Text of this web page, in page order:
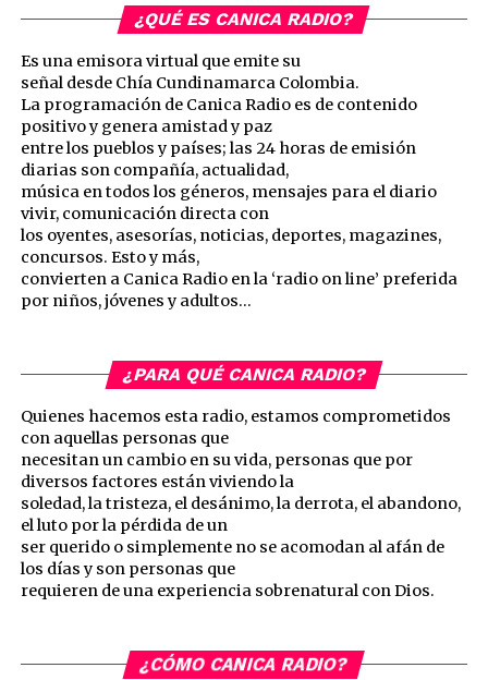
¿QUÉ ES CANICA RADIO?
Es una emisora virtual que emite su
señal desde Chía Cundinamarca Colombia.
La programación de Canica Radio es de contenido
positivo y genera amistad y paz
entre los pueblos y países; las 24 horas de emisión
diarias son compañía, actualidad,
música en todos los géneros, mensajes para el diario
vivir, comunicación directa con
los oyentes, asesorías, noticias, deportes, magazines,
concursos. Esto y más,
convierten a Canica Radio en la ‘radio on line’ preferida
por niños, jóvenes y adultos…
¿PARA QUÉ CANICA RADIO?
Quienes hacemos esta radio, estamos comprometidos
con aquellas personas que
necesitan un cambio en su vida, personas que por
diversos factores están viviendo la
soledad, la tristeza, el desánimo, la derrota, el abandono,
el luto por la pérdida de un
ser querido o simplemente no se acomodan al afán de
los días y son personas que
requieren de una experiencia sobrenatural con Dios.
¿CÓMO CANICA RADIO?